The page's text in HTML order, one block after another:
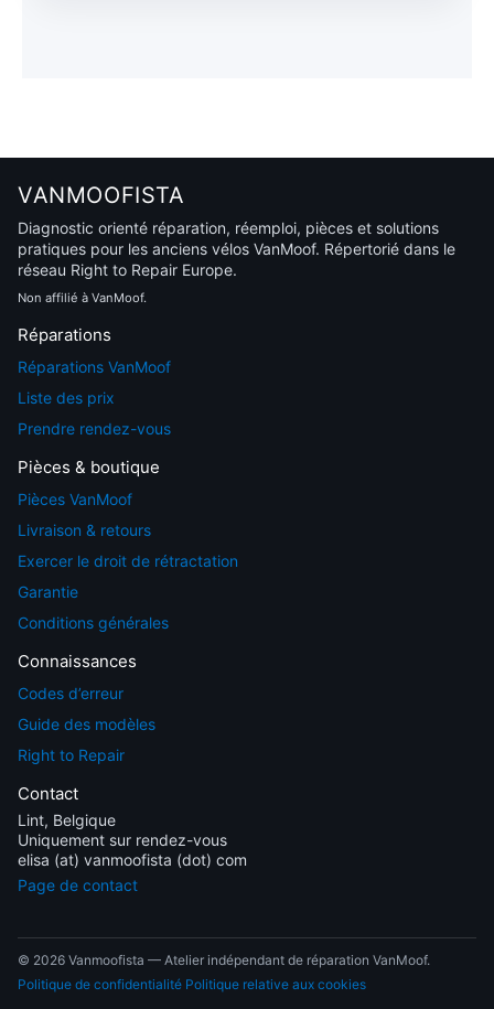
VANMOOFISTA
Diagnostic orienté réparation, réemploi, pièces et solutions
pratiques pour les anciens vélos VanMoof. Répertorié dans le
réseau Right to Repair Europe.
Non affilié à VanMoof.
Réparations
Réparations VanMoof
Liste des prix
Prendre rendez-vous
Pièces & boutique
Pièces VanMoof
Livraison & retours
Exercer le droit de rétractation
Garantie
Conditions générales
Connaissances
Codes d’erreur
Guide des modèles
Right to Repair
Contact
Lint, Belgique
Uniquement sur rendez-vous
elisa (at) vanmoofista (dot) com
Page de contact
© 2026 Vanmoofista — Atelier indépendant de réparation VanMoof.
Politique de confidentialité Politique relative aux cookies